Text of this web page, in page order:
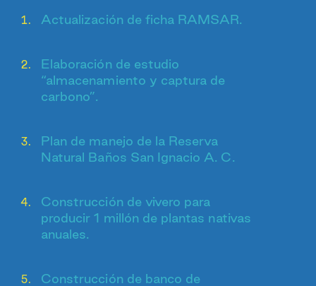
Actualización de ficha RAMSAR.
Elaboración de estudio
“almacenamiento y captura de
carbono”.
Plan de manejo de la Reserva
Natural Baños San Ignacio A. C.
Construcción de vivero para
producir 1 millón de plantas nativas
anuales.
Construcción de banco de